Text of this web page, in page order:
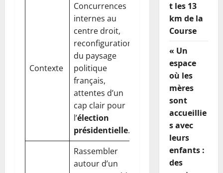
Contexte
Concurrences
internes au
centre droit,
reconfiguration
du paysage
politique
français,
attentes d’un
cap clair pour
l’élection
présidentielle.
Rassembler
autour d’un
t les 13
km de la
Course
« Un
espace
où les
mères
sont
accueillie
s avec
leurs
enfants :
des